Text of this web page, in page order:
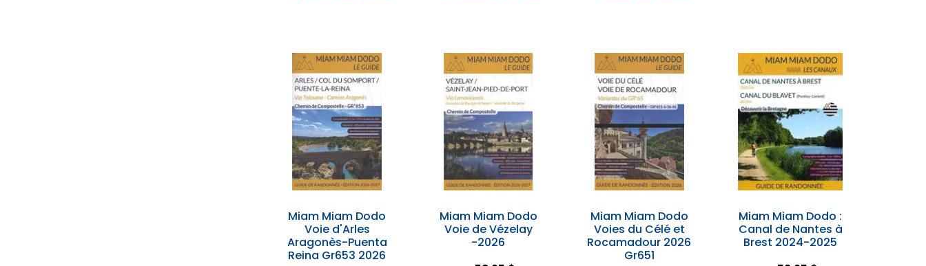
Miam Miam Dodo
Voie d'Arles
Aragonès-Puenta
Reina Gr653 2026
Miam Miam Dodo
Voie de Vézelay
-2026
Miam Miam Dodo
Voies du Célé et
Rocamadour 2026
Gr651
Miam Miam Dodo :
Canal de Nantes à
Brest 2024-2025